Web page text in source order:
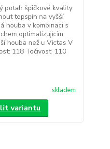
potah špičkové kvality
topspin na vyšší
houba v kombinaci s
optimalizujícím
houba než u Victas V
118 Točivost: 110
skladem
variantu